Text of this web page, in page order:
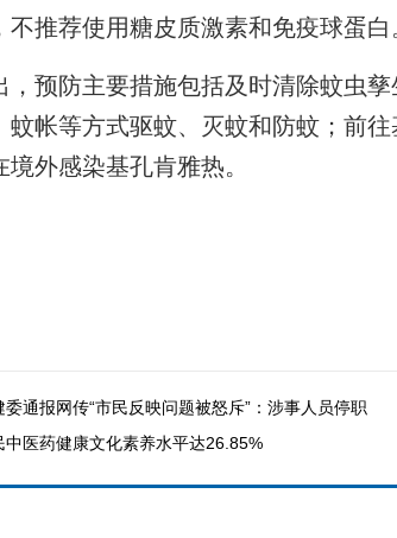
不推荐使用糖皮质激素和免疫球蛋白
防主要措施包括及时清除蚊虫孳
蚊帐等方式驱蚊、灭蚊和防蚊；前
外感染基孔肯雅热。
委通报网传“市民反映问题被怒斥”：涉事人员停职
中医药健康文化素养水平达26.85%